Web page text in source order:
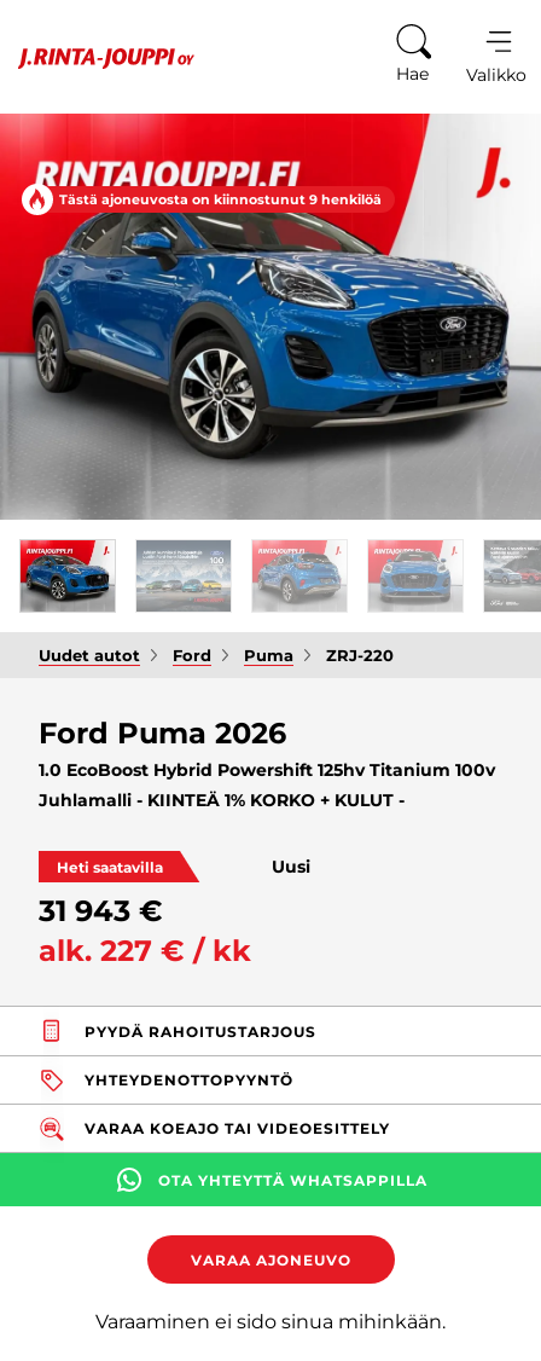
Hae Valikko
Tästä ajoneuvosta on kiinnostunut 9 henkilöä
Uudet autot Ford Puma ZRJ-220
Ford Puma 2026
1.0 EcoBoost Hybrid Powershift 125hv Titanium 100v
Juhlamalli - KIINTEÄ 1% KORKO + KULUT -
Heti saatavilla Uusi
31 943 €
alk. 227 € / kk
PYYDÄ RAHOITUSTARJOUS
YHTEYDENOTTOPYYNTÖ
VARAA KOEAJO TAI VIDEOESITTELY
OTA YHTEYTTÄ WHATSAPPILLA
VARAA AJONEUVO
Varaaminen ei sido sinua mihinkään.